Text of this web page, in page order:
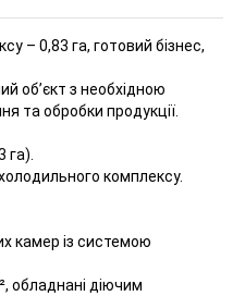
– 0,83 га, готовий бізнес,
об’єкт з необхідною
та обробки продукції.
га).
комплексу.
камер із системою
обладнані діючим